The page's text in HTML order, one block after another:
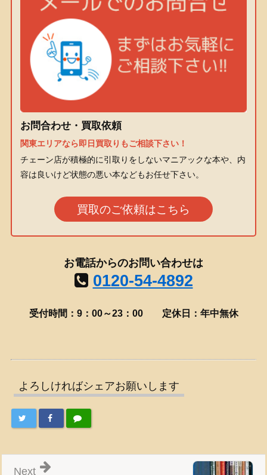
お問合わせ・買取依頼
関東エリアなら即日買取りもご相談下さい！
チェーン店が積極的に引取りをしないマニアックな本や、内
容は良いけど状態の悪い本などもお任せ下さい。
買取のご依頼はこちら
お電話からのお問い合わせは
0120-54-4892
受付時間：9：00～23：00 定休日：年中無休
よろしければシェアお願いします
Next